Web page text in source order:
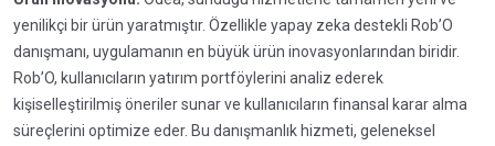
yenilikçi bir ürün yaratmıştır. Özellikle yapay zeka destekli Rob’O
danışmanı, uygulamanın en büyük ürün inovasyonlarından biridir.
Rob’O, kullanıcıların yatırım portföylerini analiz ederek
kişiselleştirilmiş öneriler sunar ve kullanıcıların finansal karar alma
süreçlerini optimize eder. Bu danışmanlık hizmeti, geleneksel